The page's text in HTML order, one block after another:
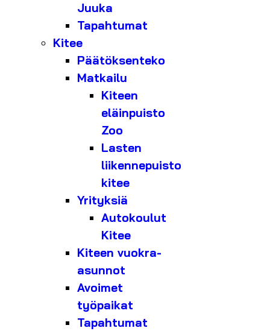
Juuka
Tapahtumat
Kitee
Päätöksenteko
Matkailu
Kiteen
eläinpuisto
Zoo
Lasten
liikennepuisto
kitee
Yrityksiä
Autokoulut
Kitee
Kiteen vuokra-
asunnot
Avoimet
työpaikat
Tapahtumat